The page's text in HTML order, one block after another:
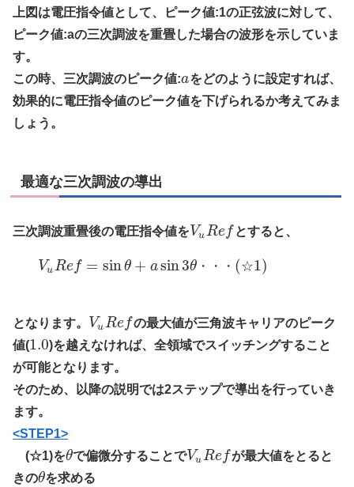
上図は電圧指令値として、ピーク値:1の正弦波に対して、
ピーク値:aの三次調波を重畳した場合の波形を示していま
す。
この時、三次調波のピーク値:aをどのように設定すれば、
効果的に電圧指令値のピーク値を下げられるか考えてみま
しょう。
最適な三次調波の導出
三次調波重畳後の電圧指令値を VuRef とすると、
VuRef = sinθ + asin3θ ・ ・ ・ (☆1)
となります。 VuRefの最大値が三角波キャリアのピーク
値(1.0)を越えなければ、全領域でスイッチングすること
が可能となります。
そのため、以降の説明では2ステップで導出を行っていき
ます。
<STEP1>
(☆1)をθで偏微分することでVuRefが最大値をとると
きのθを求める